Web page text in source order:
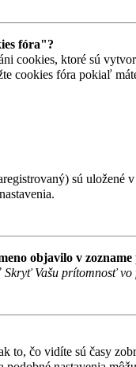
fóra"?
cookies, ktoré sú
cookies fóra pokiaľ
sú
objavilo v
Skryť Vašu prítomnosť vo
to, čo vidíte sú časy